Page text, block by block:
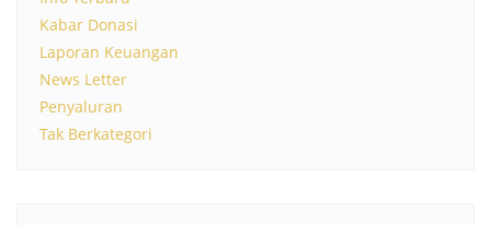
Kabar Donasi
Laporan Keuangan
News Letter
Penyaluran
Tak Berkategori